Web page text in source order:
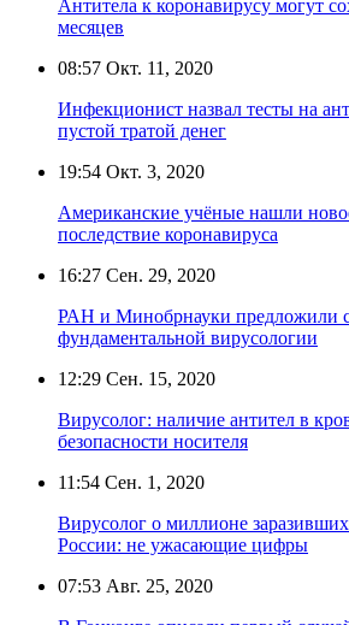
Антитела к коронавирусу могут
месяцев
08:57 Окт. 11, 2020
Инфекционист назвал тесты на
пустой тратой денег
19:54 Окт. 3, 2020
Американские учёные нашли
последствие коронавируса
16:27 Сен. 29, 2020
РАН и Минобрнауки предложили
фундаментальной вирусологии
12:29 Сен. 15, 2020
Вирусолог: наличие антител в
безопасности носителя
11:54 Сен. 1, 2020
Вирусолог о миллионе
России: не ужасающие цифры
07:53 Авг. 25, 2020